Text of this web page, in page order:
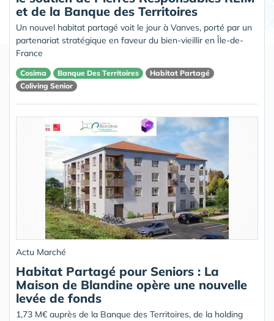
et de la Banque des Territoires
Un nouvel habitat partagé voit le jour à Vanves, porté par un
partenariat stratégique en faveur du bien-vieillir en Île-de-
France
Cosima Banque Des Territoires
Habitat Partagé
Coliving Senior
Actu Marché
Habitat Partagé pour Seniors : La
Maison de Blandine opère une nouvelle
levée de fonds
1,73 M€ auprès de la Banque des Territoires, de la holding